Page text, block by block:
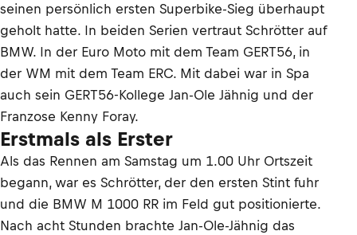
seinen persönlich ersten Superbike-Sieg überhaupt
geholt hatte. In beiden Serien vertraut Schrötter auf
BMW. In der Euro Moto mit dem Team GERT56, in
der WM mit dem Team ERC. Mit dabei war in Spa
auch sein GERT56-Kollege Jan-Ole Jähnig und der
Franzose Kenny Foray.
Erstmals als Erster
Als das Rennen am Samstag um 1.00 Uhr Ortszeit
begann, war es Schrötter, der den ersten Stint fuhr
und die BMW M 1000 RR im Feld gut positionierte.
Nach acht Stunden brachte Jan-Ole-Jähnig das